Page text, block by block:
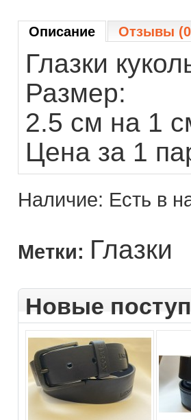
Описание Отзывы
Глазки
Размер:
2.5 см на 1
Цена за 1
Наличие: Есть в
Метки: Глазки
Новые